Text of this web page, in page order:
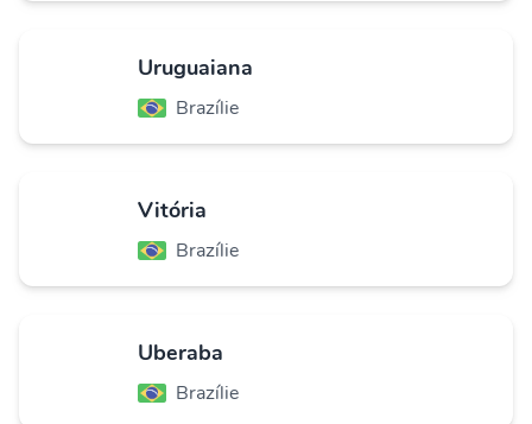
Uruguaiana
Brazílie
Vitória
Brazílie
Uberaba
Brazílie